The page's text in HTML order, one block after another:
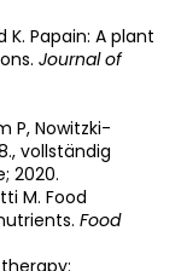
K. Papain: A plant
Journal of
P, Nowitzki-
vollständig
2020.
M. Food
Food